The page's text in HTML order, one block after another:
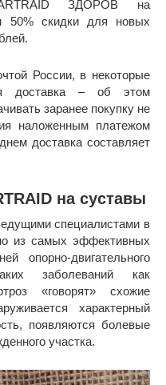
ЗДОРОВ на
50% скидки для новых
России, в некоторые
доставка – об этом
заранее покупку не
наложенным платежом
доставка составляет
на суставы
специалистами в
из самых эффективных
опорно-двигательного
заболеваний как
«говорят» схожие
характерный
появляются болевые
участка.